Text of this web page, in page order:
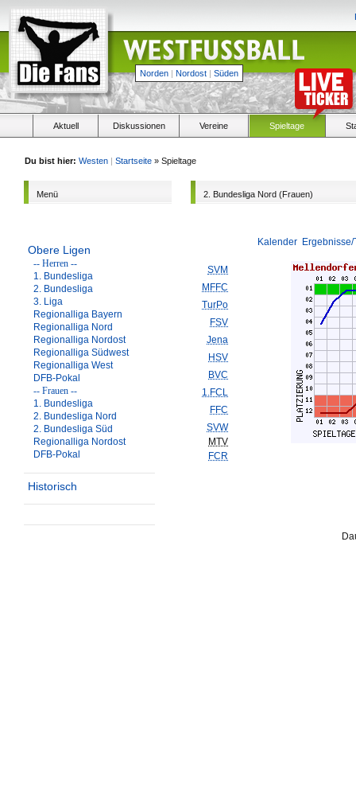
Norden | Nordost | Süden
Aktuell Diskussionen Vereine Spieltage
Du bist hier: Westen | Startseite » Spieltage
Menü
Obere Ligen
-- Herren --
1. Bundesliga
2. Bundesliga
3. Liga
Regionalliga Bayern
Regionalliga Nord
Regionalliga Nordost
Regionalliga Südwest
Regionalliga West
DFB-Pokal
-- Frauen --
1. Bundesliga
2. Bundesliga Nord
2. Bundesliga Süd
Regionalliga Nordost
DFB-Pokal
Historisch
2. Bundesliga Nord (Frauen)
Kalender
SVM
MFFC
TurPo
FSV
Jena
HSV
BVC
1.FCL
FFC
SVW
MTV
FCR